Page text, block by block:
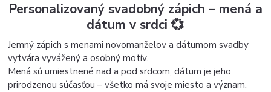
Personalizovaný svadobný zápich – mená a
dátum v srdci 💞
Jemný zápich s menami novomanželov a dátumom svadby
vytvára vyvážený a osobný motív.
Mená sú umiestnené nad a pod srdcom, dátum je jeho
prirodzenou súčasťou – všetko má svoje miesto a význam.